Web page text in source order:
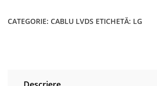
F02
CATEGORIE: CABLU LVDS ETICHETĂ: LG